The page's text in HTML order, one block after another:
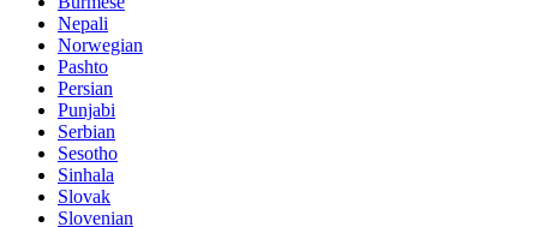
Nepali
Norwegian
Pashto
Persian
Punjabi
Serbian
Sesotho
Sinhala
Slovak
Slovenian